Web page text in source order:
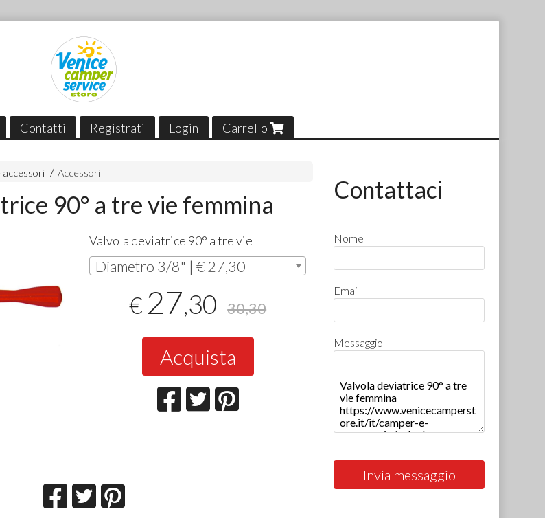
Contatti Registrati Login Carrello
accessori Accessori
90° a tre vie femmina
Valvola deviatrice 90° a tre vie
Diametro 3/8" | € 27,30
€ 27,30 30,30
Acquista
Contattaci
Nome
Email
Messaggio
Invia messaggio